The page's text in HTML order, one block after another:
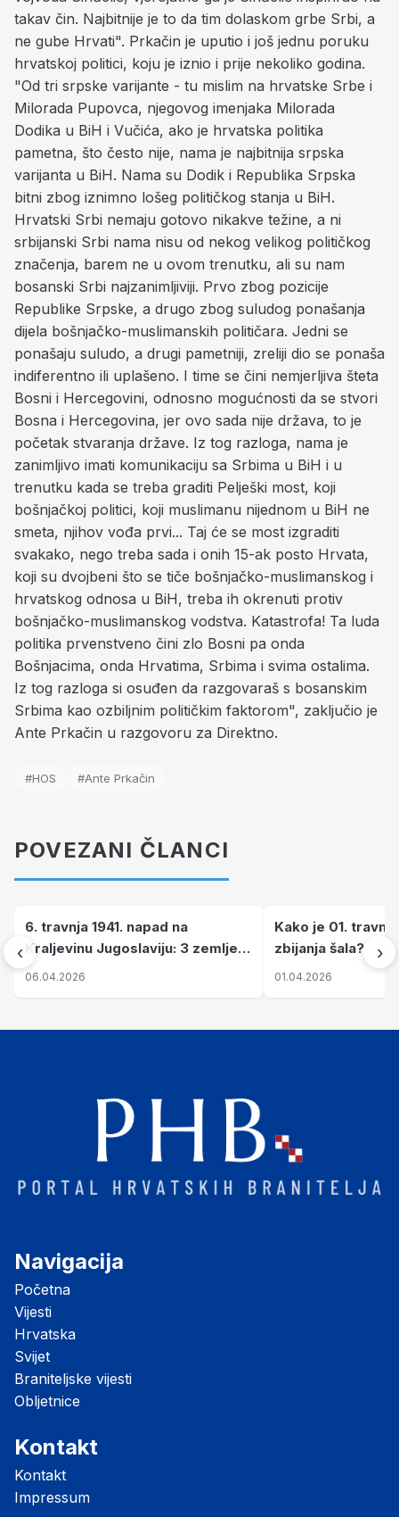
#HOS #Ante Prkačin
POVEZANI ČLANCI
‹
6. travnja 1941. napad na
Kraljevinu Jugoslaviju: 3 zemlje
nastale njenim raspadom
06.04.2026
Kako je 01.
zbijanja šala?
01.04.2026
›
Navigacija
Početna
Vijesti
Hrvatska
Svijet
Braniteljske vijesti
Obljetnice
Kontakt
Kontakt
Impressum